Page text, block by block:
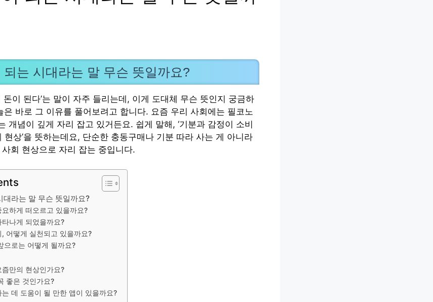
되는 시대라는 말 무슨 뜻일까요?
돈이 된다’는 말이 자주 들리는데, 이게 도대체 무슨 뜻인지 궁금하
은 바로 그 이유를 풀어보려고 합니다. 요즘 우리 사회에는 필코노
개념이 깊게 자리 잡고 있거든요. 쉽게 말해, ‘기분과 감정이 소비
현상’을 뜻하는데요, 단순한 충동구매나 기분 따라 사는 게 아니라
회 현상으로 자리 잡는 중입니다.
대라는 말 무슨 뜻일까요?
하게 떠오르고 있을까요?
나게 되었을까요?
어떻게 실천되고 있을까요?
으로는 어떻게 될까요?
만의 현상인가요?
좋은 것인가요?
데 도움이 될 만한 앱이 있을까요?